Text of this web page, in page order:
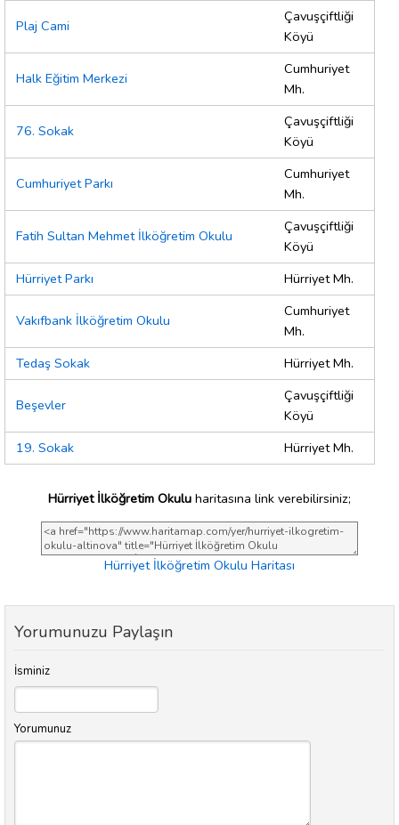
Plaj Cami
Çavuşçiftliği
Köyü
Halk Eğitim Merkezi
Cumhuriyet
Mh.
76. Sokak
Çavuşçiftliği
Köyü
Cumhuriyet Parkı
Cumhuriyet
Mh.
Fatih Sultan Mehmet İlköğretim Okulu
Çavuşçiftliği
Köyü
Hürriyet Parkı
Hürriyet Mh.
Vakıfbank İlköğretim Okulu
Cumhuriyet
Mh.
Tedaş Sokak
Hürriyet Mh.
Beşevler
Çavuşçiftliği
Köyü
19. Sokak
Hürriyet Mh.
Hürriyet İlköğretim Okulu haritasına link verebilirsiniz;
Hürriyet İlköğretim Okulu Haritası
Yorumunuzu Paylaşın
İsminiz
Yorumunuz